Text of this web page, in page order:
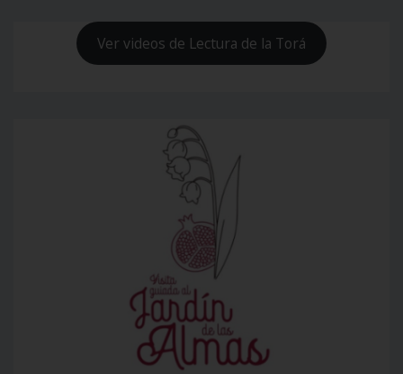
Ver videos de Lectura de la Torá